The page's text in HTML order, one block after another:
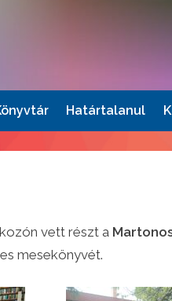
Határtalanul
vett részt a
mesekönyvét.